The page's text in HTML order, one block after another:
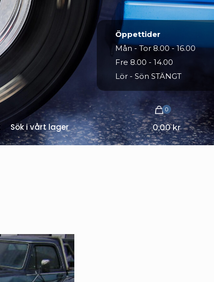
0
0,00 kr
Sök i vårt lager
Öppettider
Mån - Tor 8.00 - 16.00
Fre 8.00 - 14.00
Lör - Sön STÄNGT